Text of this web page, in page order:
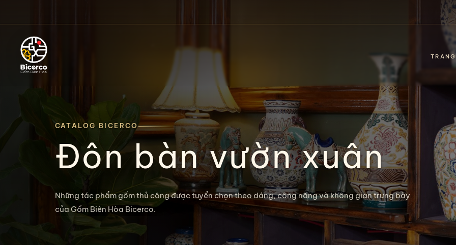
CATALOG BICERCO
Đôn bàn vườn xuân
Những tác phẩm gốm thủ công được tuyển chọn theo dáng, công năng và không gian trưng bày
của Gốm Biên Hòa Bicerco.